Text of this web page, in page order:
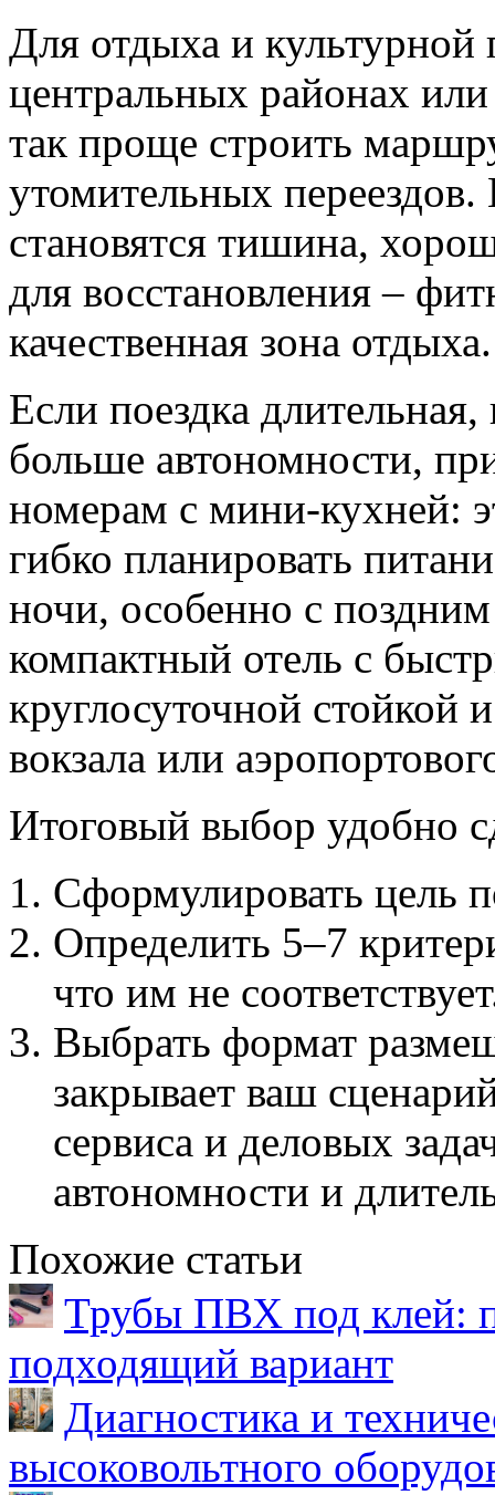
Для отдыха и
центральных районах
так проще строить
утомительных
становятся тишина,
для восстановления –
качественная зона отдыха.
Если поездка
больше автономности,
номерам с мини-кухней:
гибко планировать
ночи, особенно с
компактный отель с
круглосуточной стойкой
вокзала или
Итоговый выбор удобно
Сформулировать цель
Определить 5–7
что им не
Выбрать формат
закрывает ваш
сервиса и деловых
автономности и
Похожие статьи
Трубы ПВХ под клей:
подходящий вариант
Диагностика и
высоковольтного